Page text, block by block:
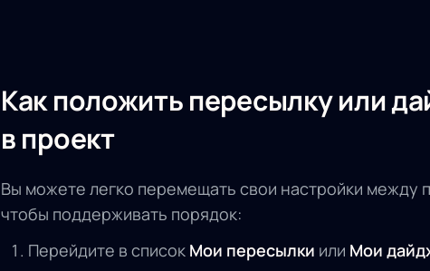
Как положить пересылку или
в проект
Вы можете легко перемещать свои настройки между
чтобы поддерживать порядок:
Перейдите в список Мои пересылки или Мои